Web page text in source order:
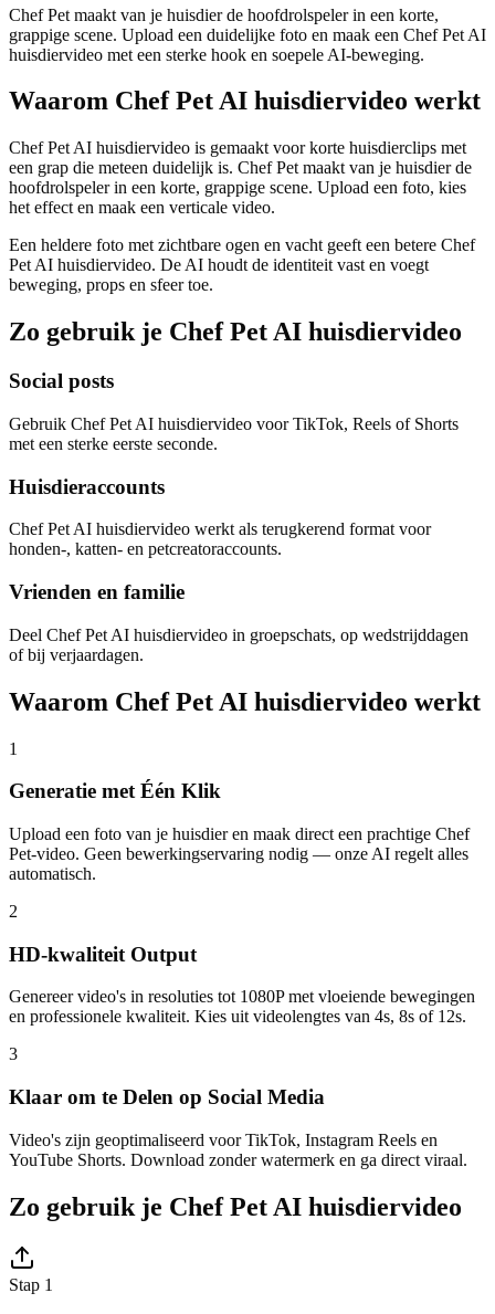
Chef Pet maakt van je huisdier de hoofdrolspeler in een korte,
grappige scene. Upload een duidelijke foto en maak een Chef Pet AI
huisdiervideo met een sterke hook en soepele AI-beweging.
Waarom Chef Pet AI huisdiervideo werkt
Chef Pet AI huisdiervideo is gemaakt voor korte huisdierclips met
een grap die meteen duidelijk is. Chef Pet maakt van je huisdier de
hoofdrolspeler in een korte, grappige scene. Upload een foto, kies
het effect en maak een verticale video.
Een heldere foto met zichtbare ogen en vacht geeft een betere Chef
Pet AI huisdiervideo. De AI houdt de identiteit vast en voegt
beweging, props en sfeer toe.
Zo gebruik je Chef Pet AI huisdiervideo
Social posts
Gebruik Chef Pet AI huisdiervideo voor TikTok, Reels of Shorts
met een sterke eerste seconde.
Huisdieraccounts
Chef Pet AI huisdiervideo werkt als terugkerend format voor
honden-, katten- en petcreatoraccounts.
Vrienden en familie
Deel Chef Pet AI huisdiervideo in groepschats, op wedstrijddagen
of bij verjaardagen.
Waarom Chef Pet AI huisdiervideo werkt
1
Generatie met Één Klik
Upload een foto van je huisdier en maak direct een prachtige Chef
Pet-video. Geen bewerkingservaring nodig — onze AI regelt alles
automatisch.
2
HD-kwaliteit Output
Genereer video's in resoluties tot 1080P met vloeiende bewegingen
en professionele kwaliteit. Kies uit videolengtes van 4s, 8s of 12s.
3
Klaar om te Delen op Social Media
Video's zijn geoptimaliseerd voor TikTok, Instagram Reels en
YouTube Shorts. Download zonder watermerk en ga direct viraal.
Zo gebruik je Chef Pet AI huisdiervideo
Stap 1